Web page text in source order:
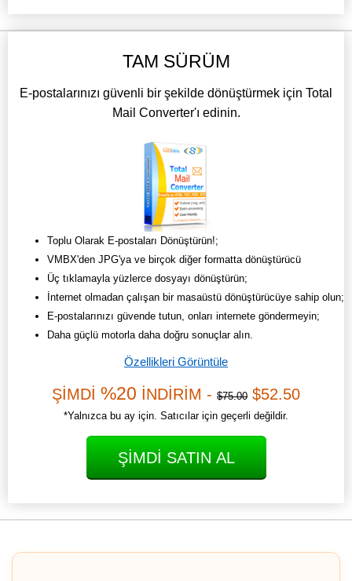
TAM SÜRÜM
E-postalarınızı güvenli bir şekilde dönüştürmek için Total
Mail Converter'ı edinin.
Toplu Olarak E-postaları Dönüştürün!;
VMBX'den JPG'ya ve birçok diğer formatta dönüştürücü
Üç tıklamayla yüzlerce dosyayı dönüştürün;
İnternet olmadan çalışan bir masaüstü dönüştürücüye sahip olun;
E-postalarınızı güvende tutun, onları internete göndermeyin;
Daha güçlü motorla daha doğru sonuçlar alın.
Özellikleri Görüntüle
ŞİMDİ %20 İNDİRİM - $75.00 $52.50
*Yalnızca bu ay için. Satıcılar için geçerli değildir.
ŞIMDI SATIN AL